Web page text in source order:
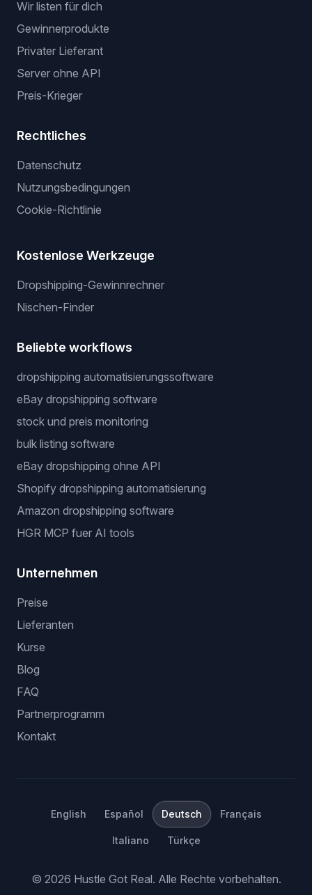
Wir listen für dich
Gewinnerprodukte
Privater Lieferant
Server ohne API
Preis-Krieger
Rechtliches
Datenschutz
Nutzungsbedingungen
Cookie-Richtlinie
Kostenlose Werkzeuge
Dropshipping-Gewinnrechner
Nischen-Finder
Beliebte workflows
dropshipping automatisierungssoftware
eBay dropshipping software
stock und preis monitoring
bulk listing software
eBay dropshipping ohne API
Shopify dropshipping automatisierung
Amazon dropshipping software
HGR MCP fuer AI tools
Unternehmen
Preise
Lieferanten
Kurse
Blog
FAQ
Partnerprogramm
Kontakt
English Español Deutsch Français
Italiano Türkçe
© 2026 Hustle Got Real. Alle Rechte vorbehalten.